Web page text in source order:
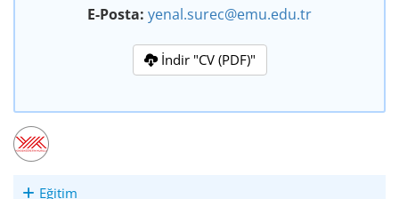
E-Posta: yenal.surec@emu.edu.tr
İndir "CV (PDF)"
Eğitim